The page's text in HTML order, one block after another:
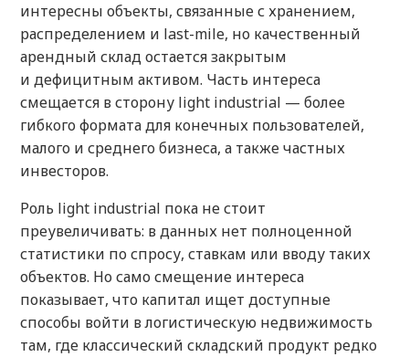
интересны объекты, связанные с хранением,
распределением и last-mile, но качественный
арендный склад остается закрытым
и дефицитным активом. Часть интереса
смещается в сторону light industrial — более
гибкого формата для конечных пользователей,
малого и среднего бизнеса, а также частных
инвесторов.
Роль light industrial пока не стоит
преувеличивать: в данных нет полноценной
статистики по спросу, ставкам или вводу таких
объектов. Но само смещение интереса
показывает, что капитал ищет доступные
способы войти в логистическую недвижимость
там, где классический складский продукт редко